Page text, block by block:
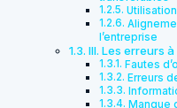
l’entreprise
III. Les erreurs
Fautes
Erreurs
Manque